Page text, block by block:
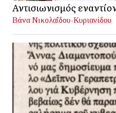
Αντισιωνισμός
Βάνα Νικολαΐδου-Κυριανίδου